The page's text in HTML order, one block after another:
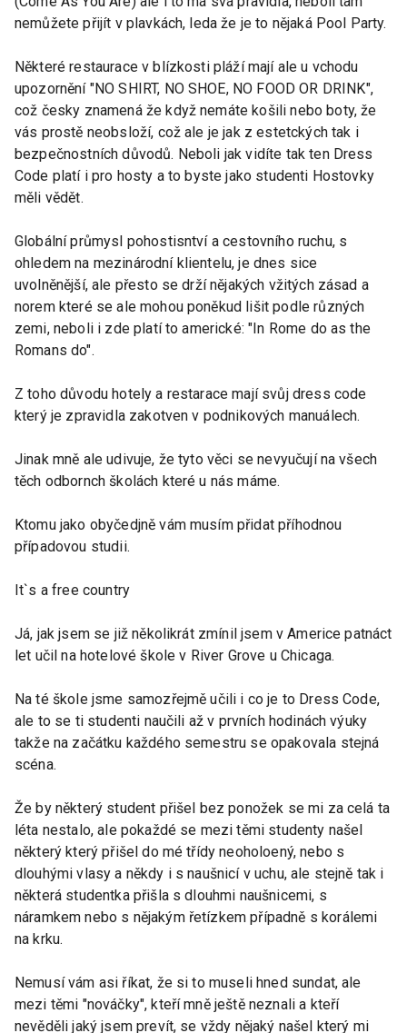
nemůžete přijít v plavkách, leda že je to nějaká Pool Party.
Některé restaurace v blízkosti pláží mají ale u vchodu
upozornění "NO SHIRT, NO SHOE, NO FOOD OR DRINK",
což česky znamená že když nemáte košili nebo boty, že
vás prostě neobsloží, což ale je jak z estetckých tak i
bezpečnostních důvodů. Neboli jak vidíte tak ten Dress
Code platí i pro hosty a to byste jako studenti Hostovky
měli vědět.
Globální průmysl pohostisntví a cestovního ruchu, s
ohledem na mezinárodní klientelu, je dnes sice
uvolněnější, ale přesto se drží nějakých vžitých zásad a
norem které se ale mohou poněkud lišit podle různých
zemi, neboli i zde platí to americké: "In Rome do as the
Romans do".
Z toho důvodu hotely a restarace mají svůj dress code
který je zpravidla zakotven v podnikových manuálech.
Jinak mně ale udivuje, že tyto věci se nevyučují na všech
těch odbornch školách které u nás máme.
Ktomu jako obyčedjně vám musím přidat příhodnou
případovou studii.
It`s a free country
Já, jak jsem se již několikrát zmínil jsem v Americe patnáct
let učil na hotelové škole v River Grove u Chicaga.
Na té škole jsme samozřejmě učili i co je to Dress Code,
ale to se ti studenti naučili až v prvních hodinách výuky
takže na začátku každého semestru se opakovala stejná
scéna.
Že by některý student přišel bez ponožek se mi za celá ta
léta nestalo, ale pokaždé se mezi těmi studenty našel
některý který přišel do mé třídy neoholoený, nebo s
dlouhými vlasy a někdy i s naušnicí v uchu, ale stejně tak i
některá studentka přišla s dlouhmi naušnicemi, s
náramkem nebo s nějakým řetízkem případně s korálemi
na krku.
Nemusí vám asi říkat, že si to museli hned sundat, ale
mezi těmi "nováčky", kteří mně ještě neznali a kteří
nevěděli jaký jsem prevít, se vždy nějaký našel který mi